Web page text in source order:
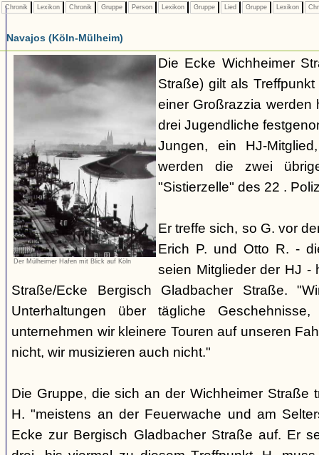
Chronik Lexikon Chronik Gruppe Person Lexikon Gruppe Lied Gruppe Lexikon
Navajos (Köln-Mülheim)
Der Mülheimer Hafen mit Blick auf Köln
Die Ecke Wichheimer
Straße) gilt als
einer Großrazzia werden
drei Jugendliche
Jungen, ein HJ-
werden die zwei
"Sistierzelle" des 22 .
Er treffe sich, so G. vor
Erich P. und Otto R. -
seien Mitglieder der HJ -
Straße/Ecke Bergisch Gladbacher Straße.
Unterhaltungen über tägliche
unternehmen wir kleinere Touren auf unseren
nicht, wir musizieren auch nicht."
Die Gruppe, die sich an der Wichheimer Straße
H. "meistens an der Feuerwache und am
Ecke zur Bergisch Gladbacher Straße auf. Er